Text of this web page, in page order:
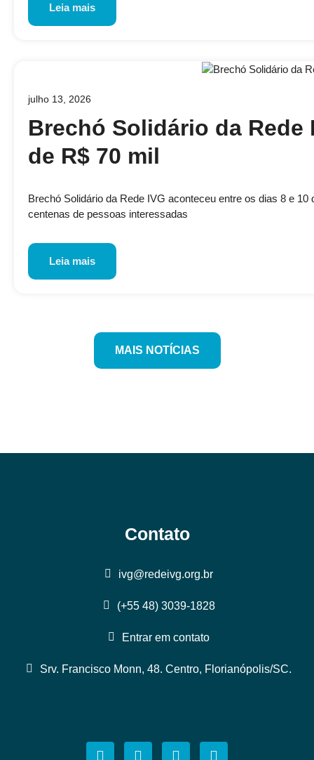
Leia mais
julho 13, 2026
Brechó Solidário da Rede
de R$ 70 mil
Brechó Solidário da Rede IVG aconteceu entre os dias 8 e 10
centenas de pessoas interessadas
Leia mais
MAIS NOTÍCIAS
Contato
ivg@redeivg.org.br
(+55 48) 3039-1828
Entrar em contato
Srv. Francisco Monn, 48. Centro, Florianópolis/SC.